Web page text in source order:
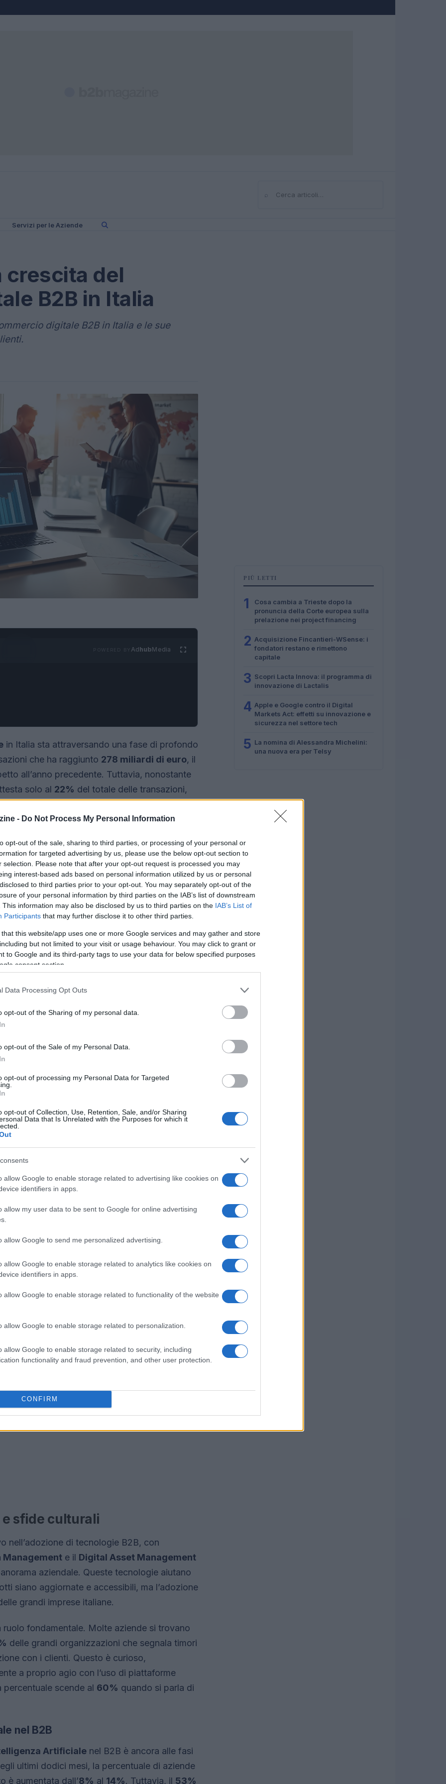
- Do Not Process My Personal Information
opt-out of the sale, sharing to third parties, or processing of your personal or
for targeted advertising by us, please use the below opt-out section to
selection. Please note that after your opt-out request is processed you may
interest-based ads based on personal information utilized by us or personal
to third parties prior to your opt-out. You may separately opt-out of the
of your personal information by third parties on the IAB’s list of downstream
This information may also be disclosed by us to third parties on the IAB’s List of
Participants that may further disclose it to other third parties.
that this website/app uses one or more Google services and may gather and store
but not limited to your visit or usage behaviour. You may click to grant or
to Google and its third-party tags to use your data for below specified purposes
consent section.
Data Processing Opt Outs
opt-out of the Sharing of my personal data.
opt-out of the Sale of my Personal Data.
opt-out of processing my Personal Data for Targeted
opt-out of Collection, Use, Retention, Sale, and/or Sharing
Data that Is Unrelated with the Purposes for which it
allow Google to enable storage related to advertising like cookies on
identifiers in apps.
allow my user data to be sent to Google for online advertising
allow Google to send me personalized advertising.
allow Google to enable storage related to analytics like cookies on
identifiers in apps.
allow Google to enable storage related to functionality of the website
allow Google to enable storage related to personalization.
allow Google to enable storage related to security, including
functionality and fraud prevention, and other user protection.
CONFIRM
⌕Cerca
Servizi per le Aziende
crescita del
B2B in Italia
digitale B2B in Italia e le sue
AdhubMedia
in Italia sta attraversando una fase di profondo
che ha raggiunto 278 miliardi di euro, il
all’anno precedente. Tuttavia, nonostante
solo al 22% del totale delle transazioni,
un ritardo rispetto a nazioni come la
relazioni durature con i clienti.
nelle fasi iniziali di questo percorso.
in Italia
il successo del
Attualmente, solo il48%delle grandi
simili per raccogliere e integrare i dati
solo il18% delle aziende effettua
e nel65% dei casi la raccolta di feedback è
driven
inespresso. Infatti, il
clienti, e soltanto l’
del mercato.
sfide culturali
nell’adozione di tecnologie B2B, con
Management e il Digital Asset Management
aziendale. Queste tecnologie aiutano
siano aggiornate e accessibili, ma l’adozione
grandi imprese italiane.
ruolo fondamentale. Molte aziende si trovano
delle grandi organizzazioni che segnala timori
con i clienti. Questo è curioso,
a proprio agio con l’uso di piattaforme
scende al 60% quando si parla di
nel B2B
Artificiale nel B2B è ancora alle fasi
ultimi dodici mesi, la percentuale di aziende
è aumentata dall’8% al 14%. Tuttavia, il 53%
PIÙ LETTI
1
Cosa cambia a Trieste dopo la
pronuncia della Corte europea sulla
prelazione nei project financing
2 Acquisizione Fincantieri-WSense: i
fondatori restano e rimettono
capitale
3 Scopri Lacta Innova: il programma di
innovazione di Lactalis
4 Apple e Google contro il Digital
Markets Act: effetti su innovazione e
sicurezza nel settore tech
5 La nomina di Alessandra Michelini:
una nuova era per Telsy